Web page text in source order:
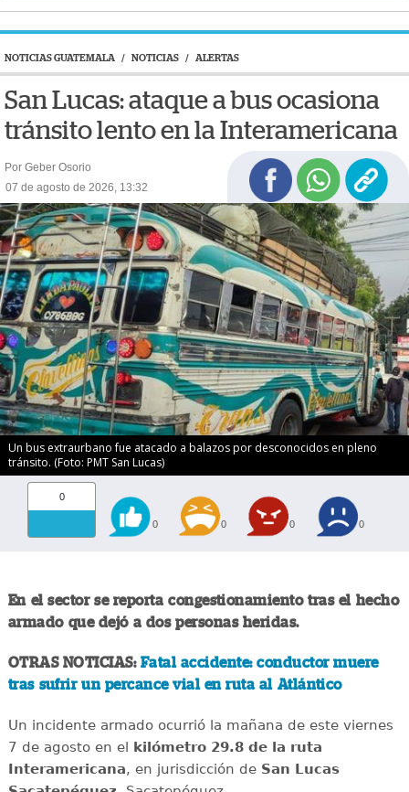
NOTICIAS GUATEMALA / NOTICIAS / ALERTAS
San Lucas: ataque a bus ocasiona
tránsito lento en la Interamericana
Por Geber Osorio
07 de agosto de 2026, 13:32
Un bus extraurbano fue atacado a balazos por desconocidos en pleno
tránsito. (Foto: PMT San Lucas)
0
0 0 0 0
En el sector se reporta congestionamiento tras el hecho
armado que dejó a dos personas heridas.
OTRAS NOTICIAS: Fatal accidente: conductor muere
tras sufrir un percance vial en ruta al Atlántico
Un incidente armado ocurrió la mañana de este viernes
7 de agosto en el kilómetro 29.8 de la ruta
Interamericana, en jurisdicción de San Lucas